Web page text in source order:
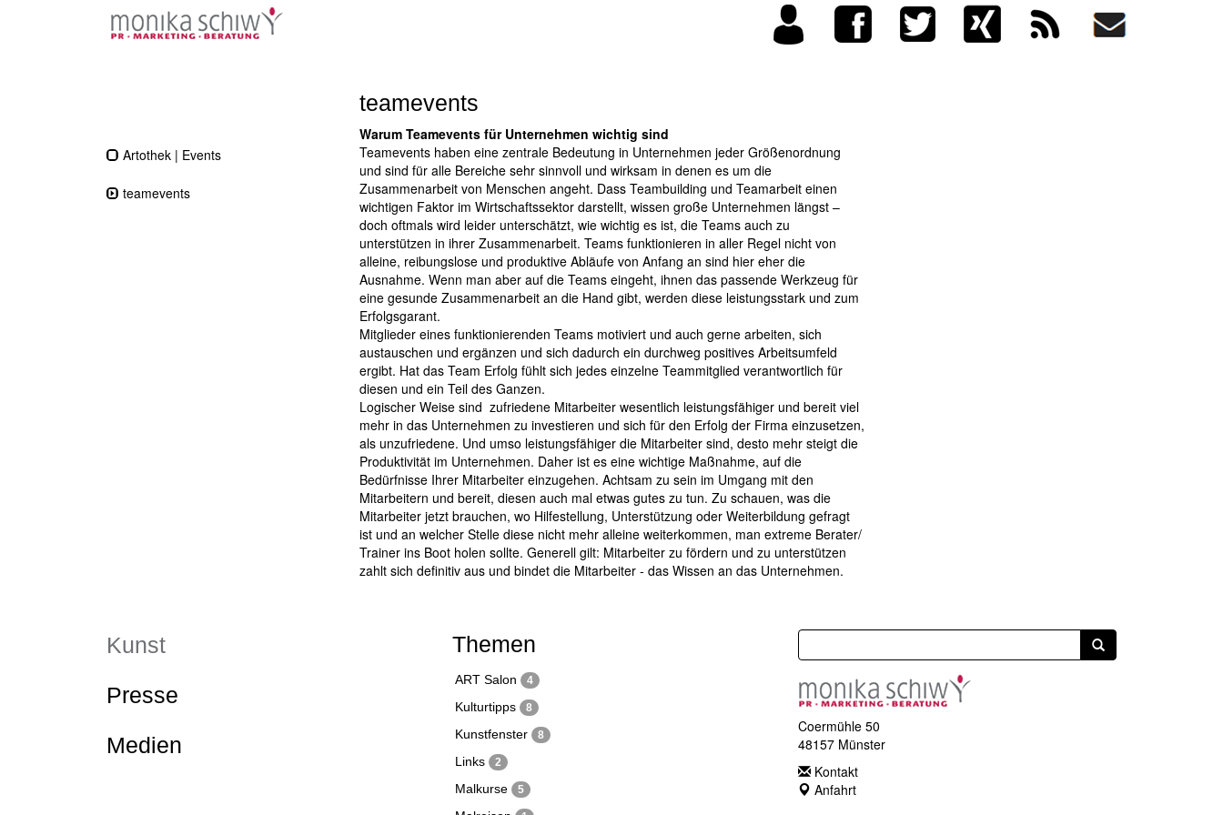
Artothek | Events
teamevents
teamevents
Warum Teamevents für Unternehmen wichtig sind
Teamevents haben eine zentrale Bedeutung in Unternehmen jeder Größenordnung
und sind für alle Bereiche sehr sinnvoll und wirksam in denen es um die
Zusammenarbeit von Menschen angeht. Dass Teambuilding und Teamarbeit einen
wichtigen Faktor im Wirtschaftssektor darstellt, wissen große Unternehmen längst –
doch oftmals wird leider unterschätzt, wie wichtig es ist, die Teams auch zu
unterstützen in ihrer Zusammenarbeit. Teams funktionieren in aller Regel nicht von
alleine, reibungslose und produktive Abläufe von Anfang an sind hier eher die
Ausnahme. Wenn man aber auf die Teams eingeht, ihnen das passende Werkzeug für
eine gesunde Zusammenarbeit an die Hand gibt, werden diese leistungsstark und zum
Erfolgsgarant.
Mitglieder eines funktionierenden Teams motiviert und auch gerne arbeiten, sich
austauschen und ergänzen und sich dadurch ein durchweg positives Arbeitsumfeld
ergibt. Hat das Team Erfolg fühlt sich jedes einzelne Teammitglied verantwortlich für
diesen und ein Teil des Ganzen.
Logischer Weise sind zufriedene Mitarbeiter wesentlich leistungsfähiger und bereit viel
mehr in das Unternehmen zu investieren und sich für den Erfolg der Firma einzusetzen,
als unzufriedene. Und umso leistungsfähiger die Mitarbeiter sind, desto mehr steigt die
Produktivität im Unternehmen. Daher ist es eine wichtige Maßnahme, auf die
Bedürfnisse Ihrer Mitarbeiter einzugehen. Achtsam zu sein im Umgang mit den
Mitarbeitern und bereit, diesen auch mal etwas gutes zu tun. Zu schauen, was die
Mitarbeiter jetzt brauchen, wo Hilfestellung, Unterstützung oder Weiterbildung gefragt
ist und an welcher Stelle diese nicht mehr alleine weiterkommen, man extreme Berater/
Trainer ins Boot holen sollte. Generell gilt: Mitarbeiter zu fördern und zu unterstützen
zahlt sich definitiv aus und bindet die Mitarbeiter - das Wissen an das Unternehmen.
Kunst
Presse
Medien
Themen
ART Salon 4
Kulturtipps 8
Kunstfenster 8
Links 2
Malkurse 5
Coermühle 50
48157 Münster
Kontakt
Anfahrt